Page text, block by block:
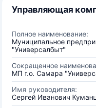
Управляющая
Полное наименование:
Муниципальное
"Универсалбыт"
Сокращенное
МП г.о. Самара
Имя руководителя:
Сергей Иванович